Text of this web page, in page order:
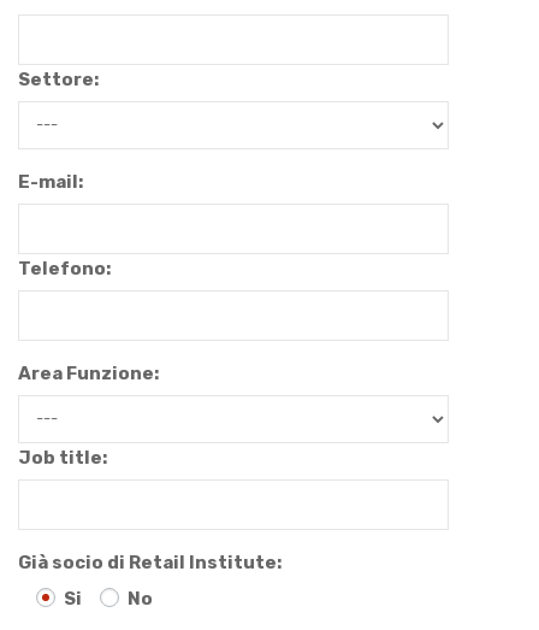
Settore:
E-mail:
Telefono:
Area Funzione:
Job title:
Già socio di Retail Institute:
Si
No